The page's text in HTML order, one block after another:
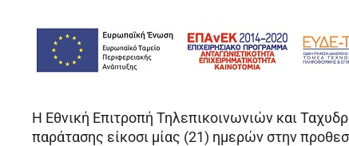
Η Εθνική Επιτροπή Τηλεπικοινωνιών και
παράτασης είκοσι μίας (21) ημερών στην